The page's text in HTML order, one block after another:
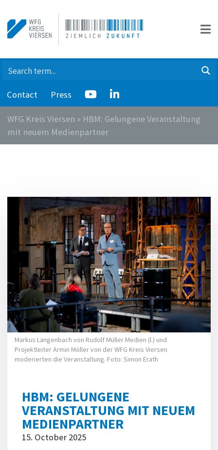
Contact Press
WFG Kreis Viersen » HBM: Gelungene Veranstaltung
mit neuem Medienpartner
Markus Langenbach von Rudolf Müller Medien (l.) und
Projektleiter Armin Möller von der WFG Kreis Viersen
moderierten die Veranstaltung. Foto: Simon Erath
HBM: GELUNGENE
VERANSTALTUNG MIT NEUEM
MEDIENPARTNER
15. October 2025